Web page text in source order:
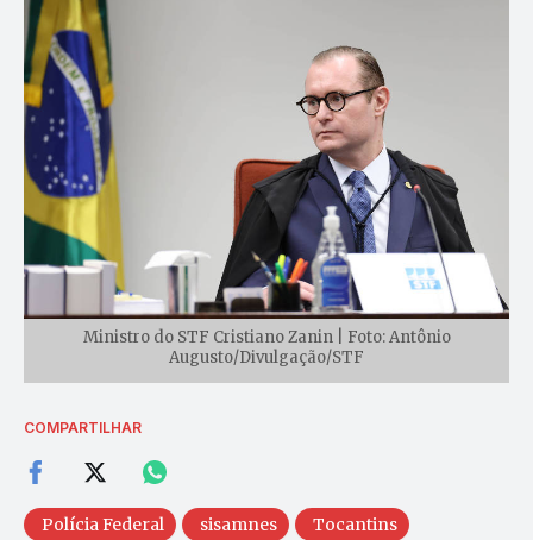
Ministro do STF Cristiano Zanin | Foto: Antônio
Augusto/Divulgação/STF
COMPARTILHAR
Polícia Federal sisamnes Tocantins